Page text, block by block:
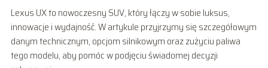
Lexus UX to nowoczesny SUV, który łączy w sobie luksus,
innowacje i wydajność. W artykule przyjrzymy się szczegółowym
danym technicznym, opcjom silnikowym oraz zużyciu paliwa
tego modelu, aby pomóc w podjęciu świadomej decyzji